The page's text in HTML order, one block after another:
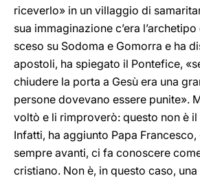
riceverlo» in un villaggio di
sua immaginazione c’era
sceso su Sodoma e Gomorra e ha
apostoli, ha spiegato il Pontefice,
chiudere la porta a Gesù era una
persone dovevano essere punite».
voltò e li rimproverò: questo non è
Infatti, ha aggiunto Papa
sempre avanti, ci fa conoscere
cristiano. Non è, in questo caso,